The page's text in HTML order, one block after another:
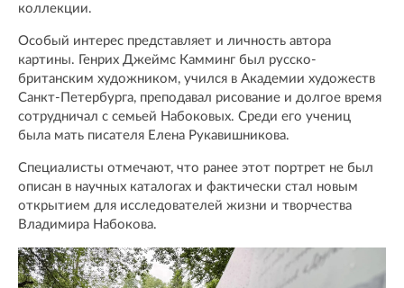
коллекции.
Особый интерес представляет и личность автора
картины. Генрих Джеймс Камминг был русско-
британским художником, учился в Академии художеств
Санкт-Петербурга, преподавал рисование и долгое время
сотрудничал с семьей Набоковых. Среди его учениц
была мать писателя Елена Рукавишникова.
Специалисты отмечают, что ранее этот портрет не был
описан в научных каталогах и фактически стал новым
открытием для исследователей жизни и творчества
Владимира Набокова.